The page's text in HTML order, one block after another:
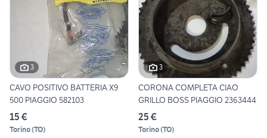
3
CAVO POSITIVO BATTERIA X9
500 PIAGGIO 582103
15 €
Torino(TO)
3
CORONA COMPLETA CIAO
GRILLO BOSS PIAGGIO 2363444
25 €
Torino(TO)